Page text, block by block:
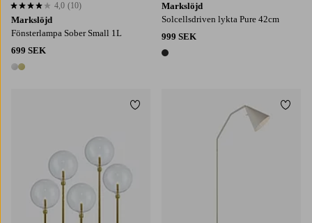
Markslöjd
Fönsterlampa Sober Small 1L
699 SEK
2 färger
4,0 baserat på 10 st betyg
4,0 (10)
Markslöjd
Solcellsdriven lykta Pure 42cm
999 SEK
1 färg
Lägg till i favoriter